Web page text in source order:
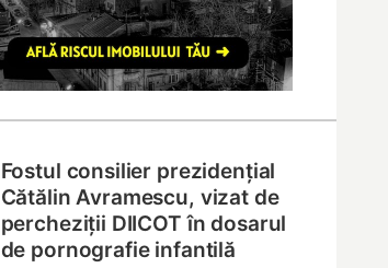
Fostul consilier prezidențial
Cătălin Avramescu, vizat de
percheziții DIICOT în dosarul
de pornografie infantilă